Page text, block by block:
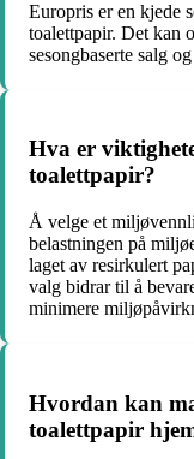
Europris er en kjede
toalettpapir. Det kan
sesongbaserte salg
Hva er
toalettpapir?
Å velge et
belastningen på
laget av resirkulert
valg bidrar til å
minimere
Hvordan kan
toalettpapir